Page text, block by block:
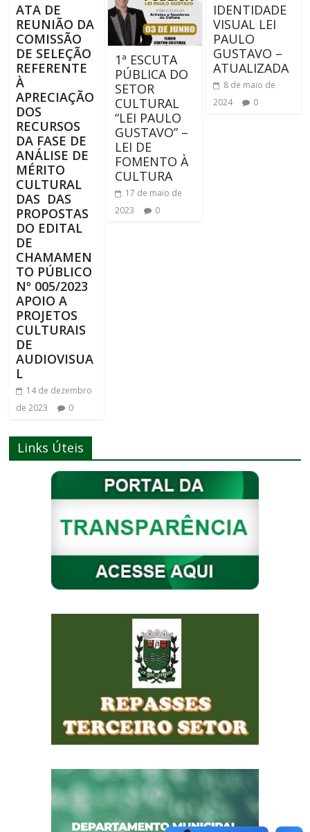
ATA DE
REUNIÃO DA
COMISSÃO
DE SELEÇÃO
REFERENTE
À
APRECIAÇÃO
DOS
RECURSOS
DA FASE DE
ANÁLISE DE
MÉRITO
CULTURAL
DAS DAS
PROPOSTAS
DO EDITAL
DE
CHAMAMEN
TO PÚBLICO
Nº 005/2023
APOIO A
PROJETOS
CULTURAIS
DE
AUDIOVISUA
L
14 de dezembro
de 2023
0
1ª ESCUTA
PÚBLICA DO
SETOR
CULTURAL
“LEI PAULO
GUSTAVO” –
LEI DE
FOMENTO À
CULTURA
17 de maio de
2023
0
IDENTIDADE
VISUAL LEI
PAULO
GUSTAVO –
ATUALIZADA
8 de maio de
2024
0
Links Úteis